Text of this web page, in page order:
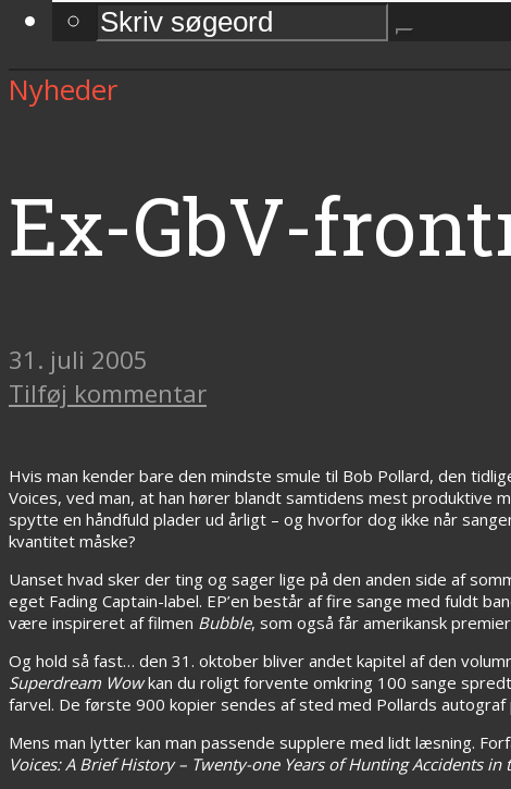
Nyheder
Ex-GbV-
31. juli 2005
Tilføj kommentar
Hvis man kender bare den mindste smule til Bob Pollard, den
Voices, ved man, at han hører blandt samtidens mest
spytte en håndfuld plader ud årligt – og hvorfor dog ikke når
kvantitet måske?
Uanset hvad sker der ting og sager lige på den anden side af
eget Fading Captain-label. EP’en består af fire sange med fuldt
være inspireret af filmen Bubble, som også får amerikansk
Og hold så fast… den 31. oktober bliver andet kapitel af den
Superdream Wowkan du roligt forvente omkring 100 sange
farvel. De første 900 kopier sendes af sted med Pollards autograf
Mens man lytter kan man passende supplere med lidt læsning.
Voices: A Brief History – Twenty-one Years of Hunting Accidents in